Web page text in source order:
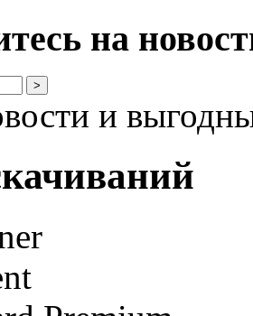
на
>
и